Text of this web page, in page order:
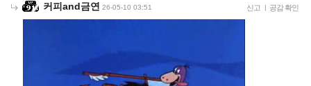
커피and금연 26-05-10 03:51 신고 | 공감 확인